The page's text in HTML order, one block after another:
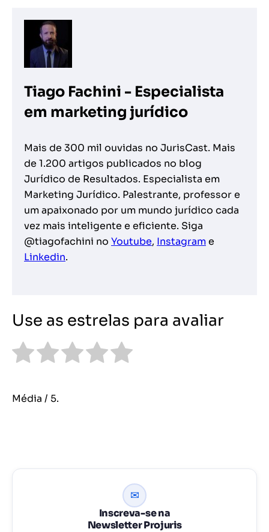
Tiago Fachini - Especialista
em marketing jurídico
Mais de 300 mil ouvidas no JurisCast. Mais
de 1.200 artigos publicados no blog
Jurídico de Resultados. Especialista em
Marketing Jurídico. Palestrante, professor e
um apaixonado por um mundo jurídico cada
vez mais inteligente e eficiente. Siga
@tiagofachini no Youtube, Instagrame
Linkedin.
Use as estrelas para avaliar
Média / 5.
✉
Inscreva-se na
Newsletter Projuris